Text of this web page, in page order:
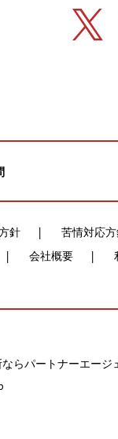
針
苦情対応
会社概要
らパートナーエージ